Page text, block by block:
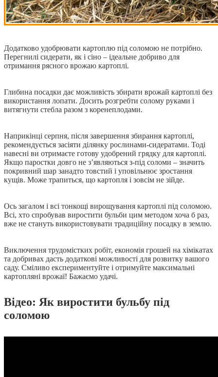
Додатково удобрювати картоплю під соломою не потрібно.
Перегнилі сидерати, як і сіно ‒ ідеальне добриво для
отримання рясного врожаю картоплі.
Глибина посадки дає можливість збирати врожай картоплі без
використання лопати. Досить розгребти солому руками і
витягнути стебла разом з коренеплодами.
Наприкінці серпня, після завершення збирання картоплі,
рекомендується засіяти ділянку рослинами-сидератами. Тоді
навесні ви отримаєте готову удобрений грядку для картоплі.
Якщо паростки довго не з’являються з-під соломи ‒ значить
покривний шар занадто товстий і уповільнює зростання
кущів. Може трапиться, що картопля і зовсім не зійде.
Ось загалом і всі тонкощі вирощування картоплі під соломою.
Всі, хто спробував виростити бульби цим методом хоча б раз,
вже не стануть використовувати традиційну посадку в землю.
Виключення трудомістких робіт, економія грошей на хімікатах
та добривах дасть додаткові можливості для розвитку вашого
саду. Сміливо експериментуйте і отримуйте максимальні
картопляні врожаї! Бажаємо удачі.
Відео: Як виростити бульбу під
соломою